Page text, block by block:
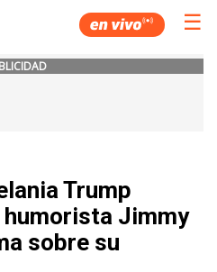
☰
Trump
Jimmy
sobre su